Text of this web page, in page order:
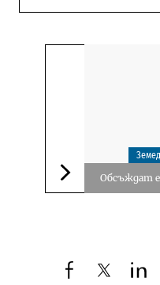
Следваща
Обсъждат
facebooktwitter